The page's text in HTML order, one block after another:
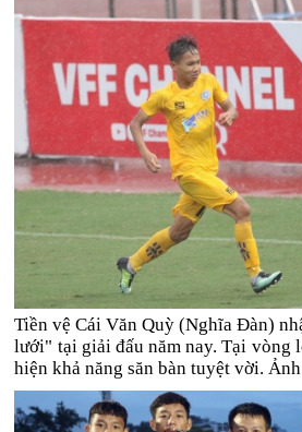
Tiền vệ Cái Văn Quỳ (Nghĩa Đàn)
lưới" tại giải đấu năm nay. Tại vòng
hiện khả năng săn bàn tuyệt vời.